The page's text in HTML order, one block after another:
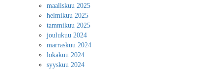
maaliskuu 2025
helmikuu 2025
tammikuu 2025
joulukuu 2024
marraskuu 2024
lokakuu 2024
syyskuu 2024